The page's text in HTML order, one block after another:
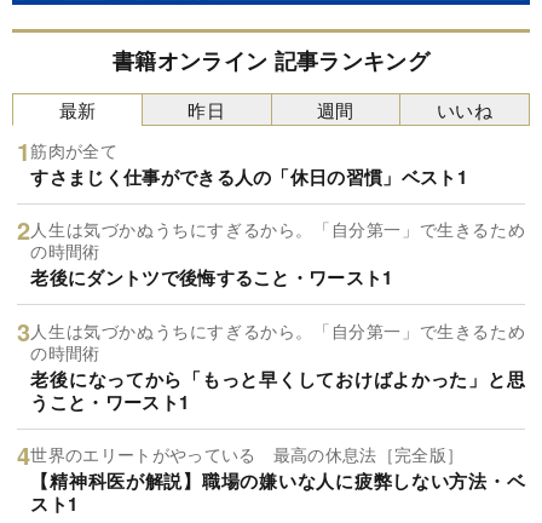
書籍オンライン 記事ランキング
最新
筋肉が全て
すさまじく仕事ができる人の「休日の習慣」ベスト1
人生は気づかぬうちにすぎるから。「自分第一」で生きるため
の時間術
老後にダントツで後悔すること・ワースト1
人生は気づかぬうちにすぎるから。「自分第一」で生きるため
の時間術
老後になってから「もっと早くしておけばよかった」と思
うこと・ワースト1
世界のエリートがやっている 最高の休息法［完全版］
【精神科医が解説】職場の嫌いな人に疲弊しない方法・ベ
スト1
昨日 週間 いいね